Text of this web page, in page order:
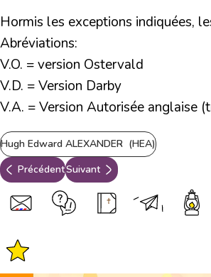
Hormis les exceptions indiquées,
Abréviations:
V.O. = version Ostervald
V.D. = Version Darby
V.A. = Version Autorisée anglaise
Hugh Edward ALEXANDER (HEA)
PrécédentSuivant